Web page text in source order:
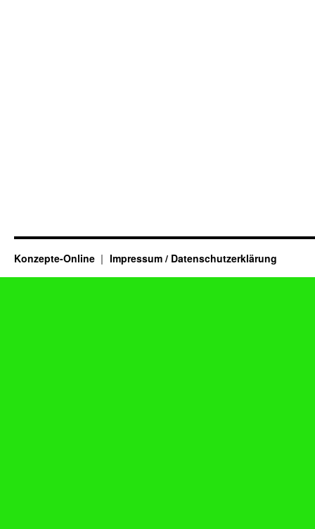
Konzepte-Online Impressum / Datenschutzerklärung